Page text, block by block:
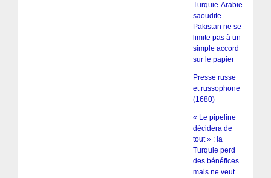
Turquie-Arabie
saoudite-
Pakistan ne se
limite pas à un
simple accord
sur le papier
Presse russe
et russophone
(1680)
« Le pipeline
décidera de
tout » : la
Turquie perd
des bénéfices
mais ne veut